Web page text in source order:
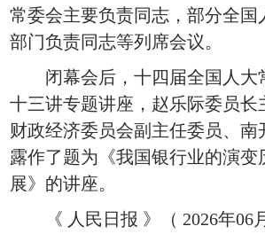
常委会主要负责同志，部分全国
部门负责同志等列席会议。
闭幕会后，十四届全国人大
十三讲专题讲座，赵乐际委员长
财政经济委员会副主任委员、南
露作了题为《我国银行业的演变
展》的讲座。
《 人民日报 》（ 2026年06